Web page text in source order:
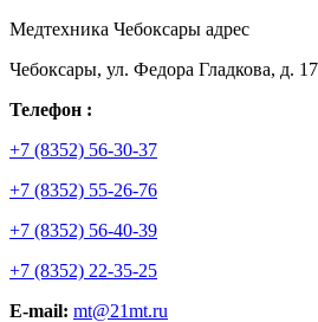
Медтехника Чебоксары адрес
Чебоксары, ул. Федора Гладкова, д.
Телефон :
+7 (8352) 56-30-37
+7 (8352) 55-26-76
+7 (8352) 56-40-39
+7 (8352) 22-35-25
E-mail: mt@21mt.ru